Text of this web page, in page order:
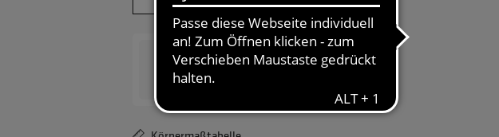
Herrenvariante
Wetter Fest ZipIn